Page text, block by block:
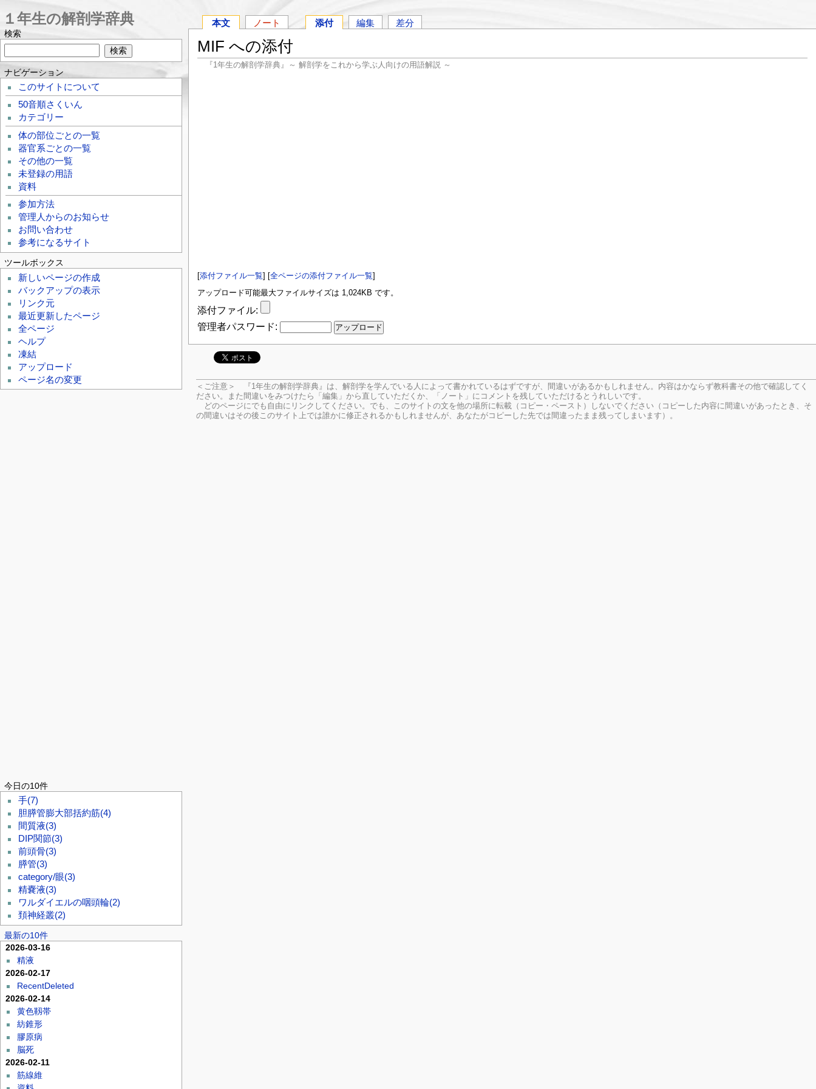
本文 ノート 添付 編集 差分
MIF への添付
『1年生の解剖学辞典』～ 解剖学をこれから学ぶ人向けの用語解説 ～
[添付ファイル一覧] [全ページの添付ファイル一覧]
アップロード可能最大ファイルサイズは 1,024KB です。
添付ファイル:
管理者パスワード:
＜ご注意＞ 『1年生の解剖学辞典』は、解剖学を学んでいる人によって書かれているはずですが、間違いがあるかもしれません。内容はかならず教科書その他で確認してく
ださい。
また間違いをみつけたら「編集」から直していただくか、「ノート」にコメントを残していただけるとうれしいです。
どのページにでも自由にリンクしてください。でも、このサイトの文を他の場所に転載（コピー・ペースト）しないでください（コピーした内容に間違いがあったとき、そ
の間違いはその後このサイト上では誰かに修正されるかもしれませんが、あなたがコピーした先では間違ったまま残ってしまいます）。
１年生の解剖学辞典
検索
ナビゲーション
このサイトについて
50音順さくいん
カテゴリー
体の部位ごとの一覧
器官系ごとの一覧
その他の一覧
未登録の用語
資料
参加方法
管理人からのお知らせ
お問い合わせ
参考になるサイト
ツールボックス
新しいページの作成
バックアップの表示
リンク元
最近更新したページ
全ページ
ヘルプ
凍結
アップロード
ページ名の変更
今日の10件
手(7)
胆膵管膨大部括約筋(4)
間質液(3)
DIP関節(3)
前頭骨(3)
膵管(3)
category/眼(3)
精嚢液(3)
ワルダイエルの咽頭輪(2)
頚神経叢(2)
最新の10件
2026-03-16
精液
2026-02-17
RecentDeleted
2026-02-14
黄色靱帯
紡錐形
膠原病
脳死
2026-02-11
筋線維